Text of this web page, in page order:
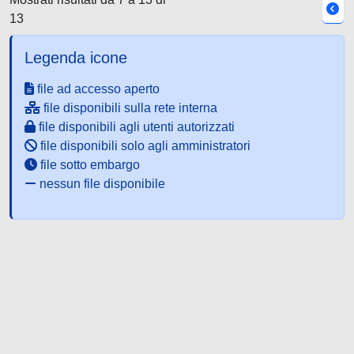
13
Legenda icone
file ad accesso aperto
file disponibili sulla rete interna
file disponibili agli utenti autorizzati
file disponibili solo agli amministratori
file sotto embargo
nessun file disponibile